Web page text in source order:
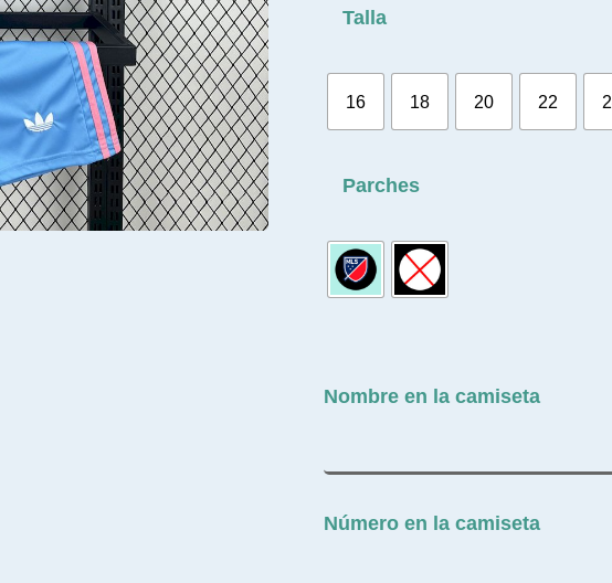
Talla
16 18 20 22
Parches
Nombre en la camiseta
Número en la camiseta